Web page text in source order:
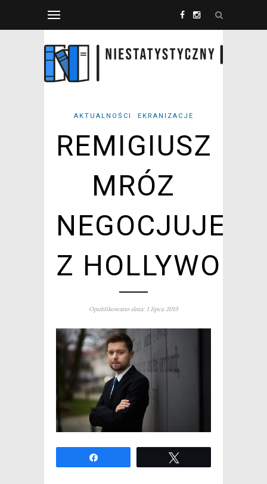
AKTUALNOŚCI EKRANIZACJE
REMIGIUSZ
MRÓZ
NEGOCJUJE
Z HOLLYWOOD
Opublikowano dnia: 1 lipca 2019